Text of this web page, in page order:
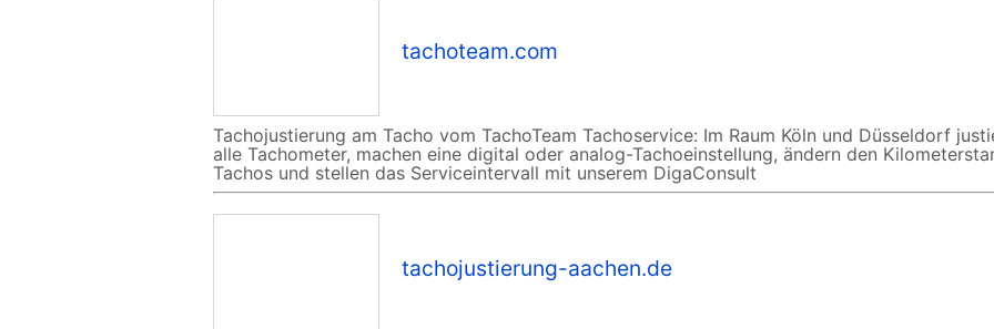
tachoteam.com
Tachojustierung am Tacho vom TachoTeam Tachoservice: Im Raum Köln und Düsseldorf
alle Tachometer, machen eine digital oder analog-Tachoeinstellung, ändern den
Tachos und stellen das Serviceintervall mit unserem DigaConsult
tachojustierung-aachen.de